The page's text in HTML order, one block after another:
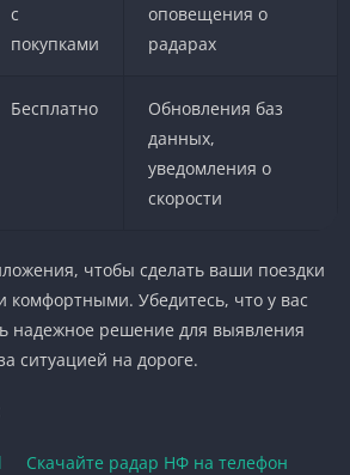
с
покупками
оповещения о
радарах
Бесплатно
Обновления баз
данных,
уведомления о
скорости
чтобы сделать ваши поездки
комфортными. Убедитесь, что у вас
надежное решение для выявления
ситуацией на дороге.
Скачайте радар НФ на телефон